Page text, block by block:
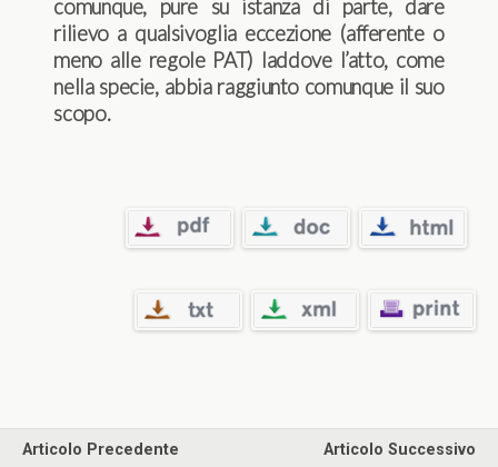
comunque, pure su istanza di parte, dare
rilievo a qualsivoglia eccezione (afferente o
meno alle regole PAT) laddove l’atto, come
nella specie, abbia raggiunto comunque il suo
scopo.
Articolo Precedente
Articolo Successivo